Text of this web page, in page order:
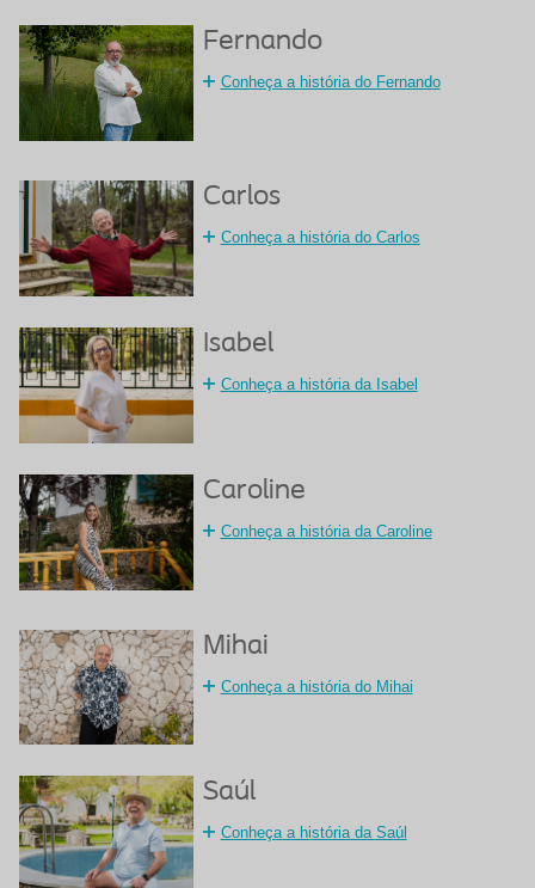
Fernando
Conheça a história do Fernando
Carlos
Conheça a história do Carlos
Isabel
Conheça a história da Isabel
Caroline
Conheça a história da Caroline
Mihai
Conheça a história do Mihai
Saúl
Conheça a história da Saúl